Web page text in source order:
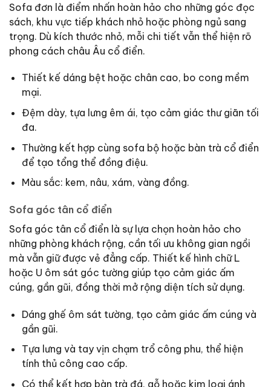
Sofa đơn là điểm nhấn hoàn hảo cho những góc đọc
sách, khu vực tiếp khách nhỏ hoặc phòng ngủ sang
trọng. Dù kích thước nhỏ, mỗi chi tiết vẫn thể hiện rõ
phong cách châu Âu cổ điển.
Thiết kế dáng bệt hoặc chân cao, bo cong mềm
mại.
Đệm dày, tựa lưng êm ái, tạo cảm giác thư giãn tối
đa.
Thường kết hợp cùng sofa bộ hoặc bàn trà cổ điển
để tạo tổng thể đồng điệu.
Màu sắc: kem, nâu, xám, vàng đồng.
Sofa góc tân cổ điển
Sofa góc tân cổ điển là sự lựa chọn hoàn hảo cho
những phòng khách rộng, cần tối ưu không gian ngồi
mà vẫn giữ được vẻ đẳng cấp. Thiết kế hình chữ L
hoặc U ôm sát góc tường giúp tạo cảm giác ấm
cúng, gần gũi, đồng thời mở rộng diện tích sử dụng.
Dáng ghế ôm sát tường, tạo cảm giác ấm cúng và
gần gũi.
Tựa lưng và tay vịn chạm trổ công phu, thể hiện
tính thủ công cao cấp.
Có thể kết hợp bàn trà đá, gỗ hoặc kim loại ánh